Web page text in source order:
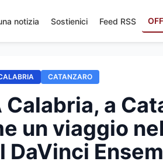
notizia Sostienici Feed RSS
CATANZARO
Calabria, a
un viaggio
DaVinci